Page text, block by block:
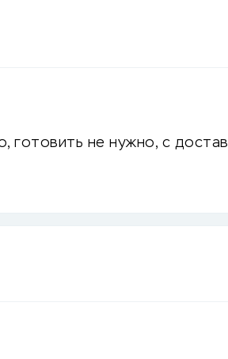
готовить не нужно, с